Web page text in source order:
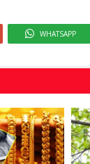
WHATSAPP